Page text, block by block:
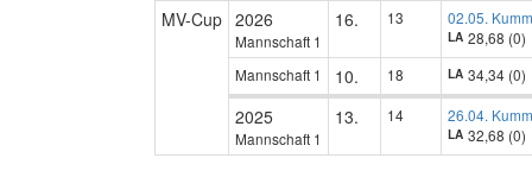
MV-Cup 2026
Mannschaft 1
16. 13 02.05.
LA 28,68 (0)
Mannschaft 1
10. 18 LA 34,34 (0)
2025
Mannschaft 1
13. 14 26.04.
LA 32,68 (0)